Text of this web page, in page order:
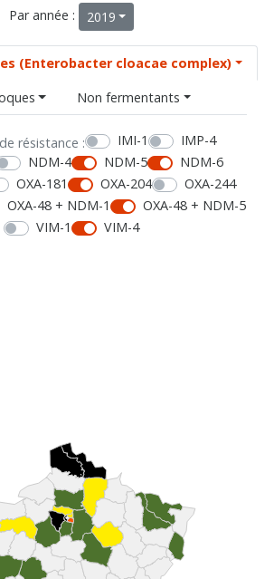
Par année : 2019
(Enterobacter cloacae complex)
Non fermentants
résistance : IMI-1
IMP-4
NDM-4 NDM-5
NDM-6
OXA-181 OXA-204
OXA-244
OXA-48 + NDM-1
OXA-48 + NDM-5
VIM-1
VIM-4